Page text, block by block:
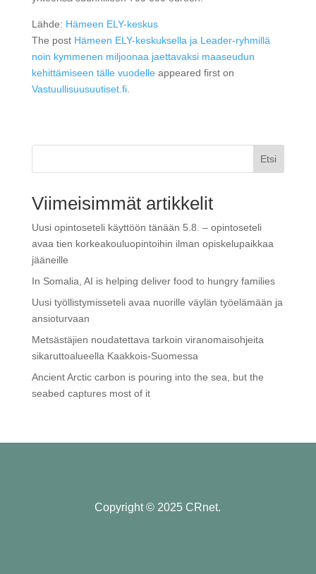
Lähde: Hämeen ELY-keskus
The post Hämeen ELY-keskuksella ja Leader-ryhmillä
noin kymmenen miljoonaa jaettavaksi maaseudun
kehittämiseen tälle vuodelleappeared first on
Vastuullisuusuutiset.fi.
Etsi
Viimeisimmät artikkelit
Uusi opintoseteli käyttöön tänään 5.8. – opintoseteli
avaa tien korkeakouluopintoihin ilman opiskelupaikkaa
jääneille
In Somalia, AI is helping deliver food to hungry families
Uusi työllistymisseteli avaa nuorille väylän työelämään ja
ansioturvaan
Metsästäjien noudatettava tarkoin viranomaisohjeita
sikaruttoalueella Kaakkois-Suomessa
Ancient Arctic carbon is pouring into the sea, but the
seabed captures most of it
Copyright © 2025 CRnet.